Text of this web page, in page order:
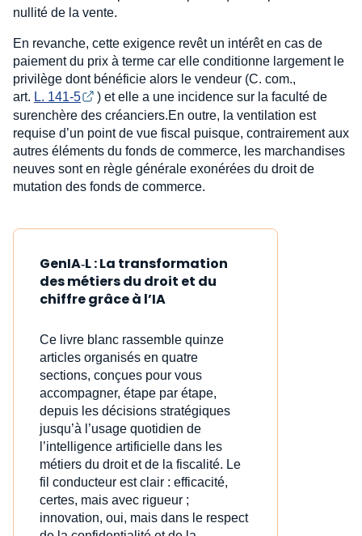
nullité de la vente.
En revanche, cette exigence revêt un intérêt en cas de
paiement du prix à terme car elle conditionne largement le
privilège dont bénéficie alors le vendeur (C. com.,
art. L. 141-5
) et elle a une incidence sur la faculté de
surenchère des créanciers.En outre, la ventilation est
requise d’un point de vue fiscal puisque, contrairement aux
autres éléments du fonds de commerce, les marchandises
neuves sont en règle générale exonérées du droit de
mutation des fonds de commerce.
GenIA‑L : La transformation
des métiers du droit et du
chiffre grâce à l’IA
Ce livre blanc rassemble quinze
articles organisés en quatre
sections, conçues pour vous
accompagner, étape par étape,
depuis les décisions stratégiques
jusqu’à l’usage quotidien de
l’intelligence artificielle dans les
métiers du droit et de la fiscalité. Le
fil conducteur est clair : efficacité,
certes, mais avec rigueur ;
innovation, oui, mais dans le respect